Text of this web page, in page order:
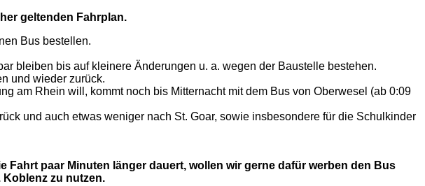
geltenden Fahrplan.
Bus bestellen.
bleiben bis auf kleinere Änderungen u. a. wegen der Baustelle bestehen.
und wieder zurück.
am Rhein will, kommt noch bis Mitternacht mit dem Bus von Oberwesel (ab 0:09
und auch etwas weniger nach St. Goar, sowie insbesondere für die Schulkinder
paar Minuten länger dauert, wollen wir gerne dafür werben den Bus
Koblenz zu nutzen.